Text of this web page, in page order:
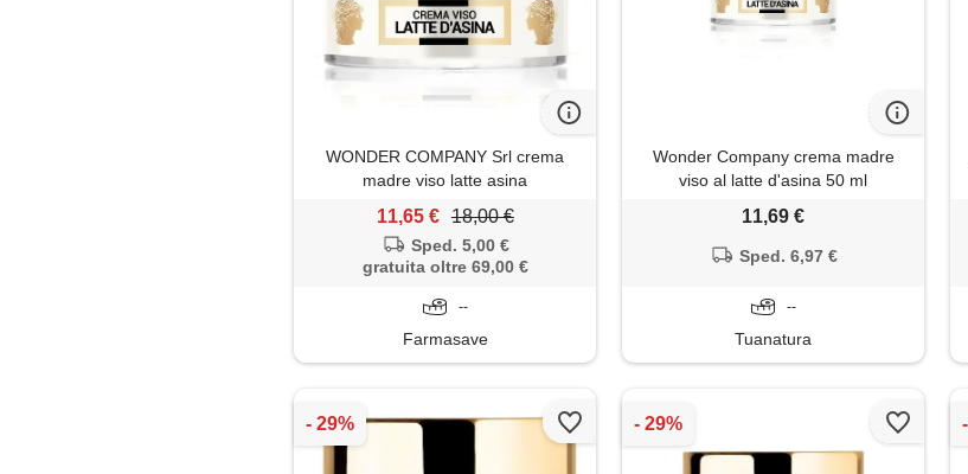
WONDER COMPANY Srl crema
madre viso latte asina
11,65 € 18,00 €
Sped. 5,00 €
gratuita oltre 69,00 €
--
Farmasave
Wonder Company crema madre
viso al latte d'asina 50 ml
11,69 €
Sped. 6,97 €
--
Tuanatura